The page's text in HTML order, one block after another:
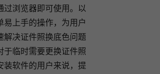
浏览器即可使用。 以
易上手的操作，为用户
解决证件照换底色问题
于临时需要更换证件照
软件的用户来说， 提